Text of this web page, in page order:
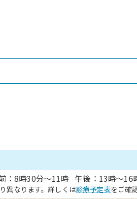
：8時30分～11時 午後：13時～16
異なります。詳しくは診療予定表をご確